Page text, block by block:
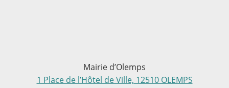
Mairie d’Olemps
1 Place de l’Hôtel de Ville, 12510 OLEMPS